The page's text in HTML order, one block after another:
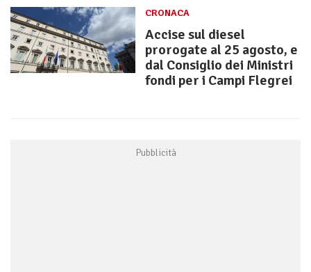
CRONACA
Accise sul diesel
prorogate al 25 agosto, e
dal Consiglio dei Ministri
fondi per i Campi Flegrei